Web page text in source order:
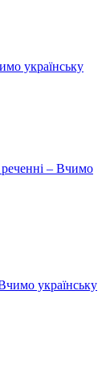
українську
– Вчимо
українську